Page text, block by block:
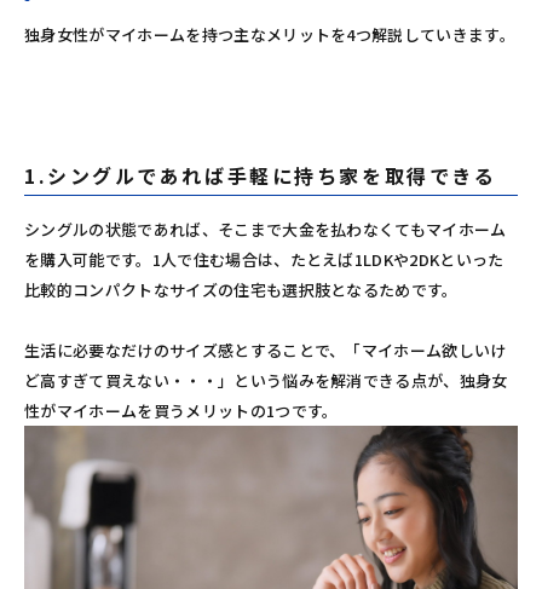
独身女性がマイホームを持つ主なメリットを4つ解説していきます。
1.シングルであれば手軽に持ち家を取得できる
シングルの状態であれば、そこまで大金を払わなくてもマイホーム
を購入可能です。1人で住む場合は、たとえば1LDKや2DKといった
比較的コンパクトなサイズの住宅も選択肢となるためです。
生活に必要なだけのサイズ感とすることで、「マイホーム欲しいけ
ど高すぎて買えない・・・」という悩みを解消できる点が、独身女
性がマイホームを買うメリットの1つです。